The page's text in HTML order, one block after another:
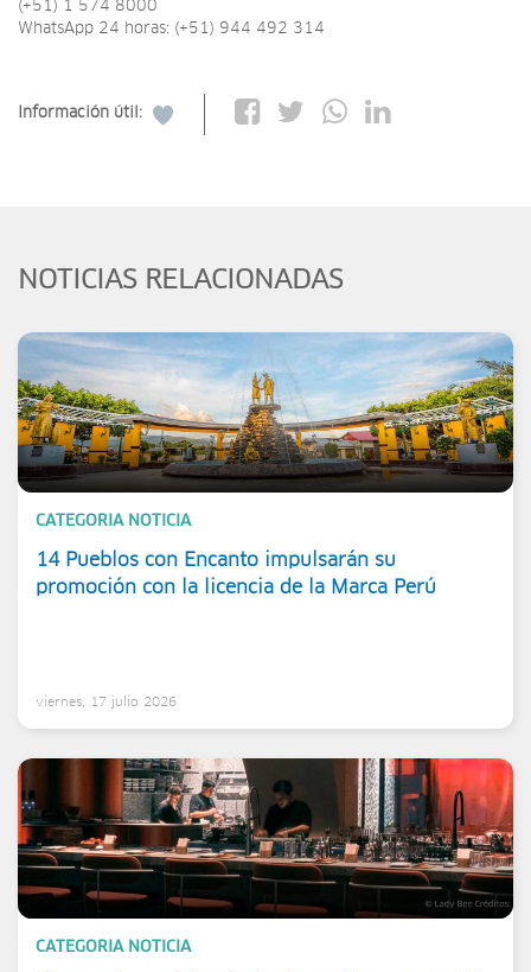
(+51) 1 574 8000
WhatsApp 24 horas: (+51) 944 492 314
Información útil:
NOTICIAS RELACIONADAS
CATEGORIA NOTICIA
14 Pueblos con Encanto impulsarán su
promoción con la licencia de la Marca Perú
viernes, 17 julio 2026
CATEGORIA NOTICIA